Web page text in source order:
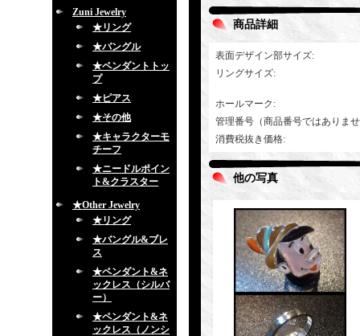
Zuni Jewelry
★リング
★バングル
★ペンダントトッ
プ
★ピアス
★その他
★キャラクターモ
チーフ
★ニードルポイン
ト&クラスター
★Other Jewelry
★リング
★バングル&ブレ
ス
★ペンダント&ネ
ックレス（シルバ
ー）
★ペンダント&ネ
ックレス（ノンシ
商品詳細
表面デザイン部サイズ:
リングサイズ:
ホールマーク :
管理番号（商品番号ではありま
消費税抜き価格:
他の写真